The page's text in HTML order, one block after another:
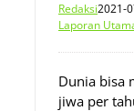
Redaksi2021-
Laporan
Dunia bisa
jiwa per